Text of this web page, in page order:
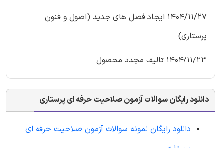
1404/11/27 ایجاد فصل های جدید (اصول و فنون
پرستاری)
1404/11/23 تالیف مجدد محصول
دانلود رایگان سوالات آزمون صلاحیت حرفه ای پرستاری
دانلود رایگان نمونه سوالات آزمون صلاحیت حرفه ای